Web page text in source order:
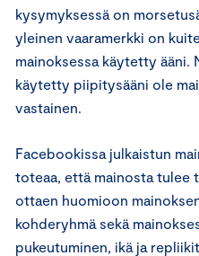
kysymyksessä on
yleinen vaaramerkki on
mainoksessa käytetty
käytetty piipitysääni ole
vastainen.
Facebookissa julkaistun
toteaa, että mainosta tulee
ottaen huomioon
kohderyhmä sekä
pukeutuminen, ikä ja